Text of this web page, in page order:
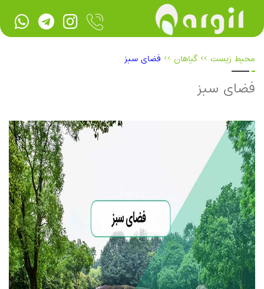
محیط زیست >> گیاهان >> فضای سبز
فضای سبز